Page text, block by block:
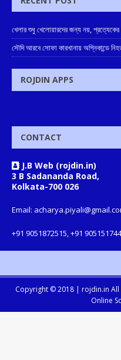
খেলার শুধু খেলোয়ারদের জন্য নয়, প্রত্যেকের
সৌদি আরবে সোফা কারখানায় অগ্নিকান্ডে
ROJDIN APPS
CONTACT
J.B Web (rojdin.in)
3 B Sadananda Road,
Kolkata-700 026
Email:
+91 9051872515, +91
Copyright © 2018 | rojdin.in All
Online